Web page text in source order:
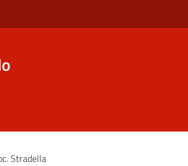
Stradella